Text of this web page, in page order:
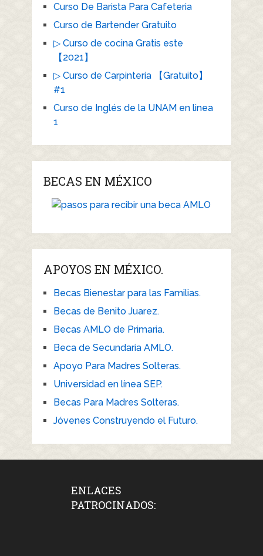
Curso De Barista Para Cafeteria
Curso de Bartender Gratuito
▷ Curso de cocina Gratis este
【2021】
▷ Curso de Carpintería 【Gratuito】
#1
Curso de Inglés de la UNAM en linea
1
BECAS EN MÉXICO
APOYOS EN MÉXICO.
Becas Bienestar para las Familias.
Becas de Benito Juarez.
Becas AMLO de Primaria.
Beca de Secundaria AMLO.
Apoyo Para Madres Solteras.
Universidad en línea SEP.
Becas Para Madres Solteras.
Jóvenes Construyendo el Futuro.
ENLACES
PATROCINADOS: